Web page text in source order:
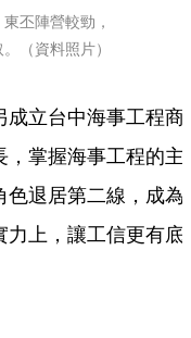
丕陣營較勁，
（資料照片）
成立台中海事工程商
，掌握海事工程的主
退居第二線，成為
上，讓工信更有底